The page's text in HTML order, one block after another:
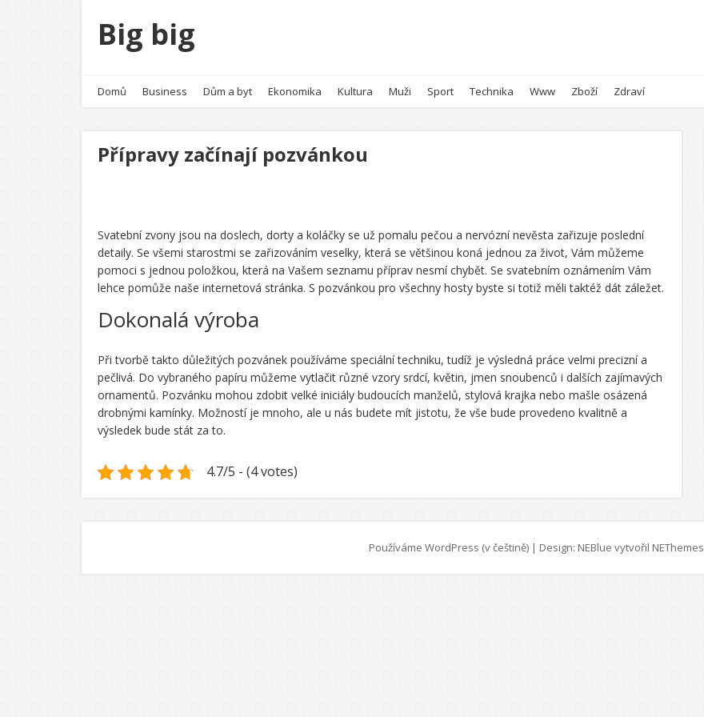
Big big
Domů Business Dům a byt Ekonomika Kultura Muži Sport Technika Www Zboží Zdraví
Přípravy začínají pozvánkou
Svatební zvony jsou na doslech, dorty a koláčky se už pomalu pečou a nervózní nevěsta zařizuje poslední
detaily. Se všemi starostmi se zařizováním veselky, která se většinou koná jednou za život, Vám můžeme
pomoci s jednou položkou, která na Vašem seznamu příprav nesmí chybět. Se svatebním oznámením Vám
lehce pomůže naše internetová stránka. S pozvánkou pro všechny hosty byste si totiž měli taktéž dát záležet.
Dokonalá výroba
Při tvorbě takto důležitých pozvánek používáme speciální techniku, tudíž je výsledná práce velmi precizní a
pečlivá. Do vybraného papíru můžeme vytlačit různé vzory srdcí, květin, jmen snoubenců i dalších zajímavých
ornamentů. Pozvánku mohou zdobit velké iniciály budoucích manželů, stylová krajka nebo mašle osázená
drobnými kamínky. Možností je mnoho, ale u nás budete mít jistotu, že vše bude provedeno kvalitně a
výsledek bude stát za to.
4.7/5 - (4 votes)
Používáme WordPress (v češtině) | Design: NEBlue vytvořil NEThemes